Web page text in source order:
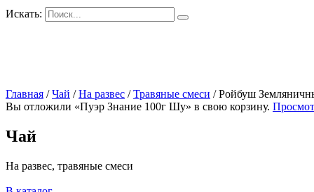
Искать:
Главная /Чай /На развес /Травяные смеси /Ройбуш
Вы отложили «Пуэр Знание 100г Шу» в свою корзину.
Чай
На развес, травяные смеси